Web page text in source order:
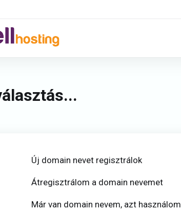
Új domain nevet regisztrálok
Átregisztrálom a domain nevemet
Már van domain nevem, azt használom